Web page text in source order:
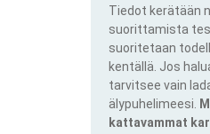
Tiedot kerätään
suorittamista
suoritetaan
kentällä. Jos
tarvitsee vain
älypuhelimeesi.
kattavammat